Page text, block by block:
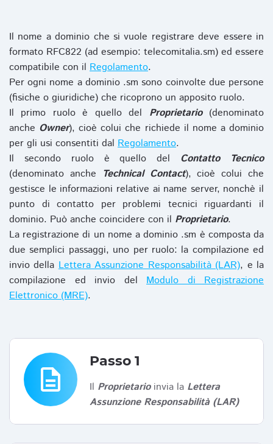
Il nome a dominio che si vuole registrare deve essere in
formato RFC822 (ad esempio: telecomitalia.sm) ed essere
compatibile con il Regolamento.
Per ogni nome a dominio .sm sono coinvolte due persone
(fisiche o giuridiche) che ricoprono un apposito ruolo.
Il primo ruolo è quello del Proprietario(denominato
anche Owner), cioè colui che richiede il nome a dominio
per gli usi consentiti dal Regolamento.
Il secondo ruolo è quello del Contatto Tecnico
(denominato anche Technical Contact), cioè colui che
gestisce le informazioni relative ai name server, nonchè il
punto di contatto per problemi tecnici riguardanti il
dominio. Può anche coincidere con il Proprietario.
La registrazione di un nome a dominio .sm è composta da
due semplici passaggi, uno per ruolo: la compilazione ed
invio dellaLettera Assunzione Responsabilità (LAR), e la
compilazione ed invio del Modulo di Registrazione
Elettronico (MRE).
description
Passo 1
Il Proprietarioinvia la Lettera
Assunzione Responsabilità (LAR)